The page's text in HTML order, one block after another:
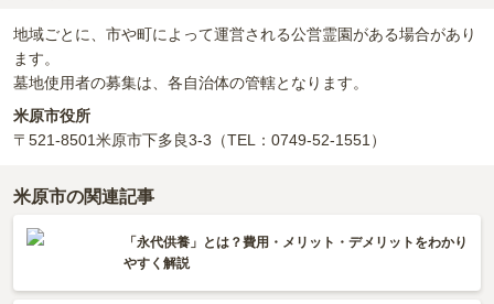
地域ごとに、市や町によって運営される公営霊園がある場合があり
ます。
墓地使用者の募集は、各自治体の管轄となります。
米原市役所
〒521-8501米原市下多良3-3 （TEL：0749-52-1551）
米原市の関連記事
「永代供養」とは？費用・メリット・デメリットをわかり
やすく解説